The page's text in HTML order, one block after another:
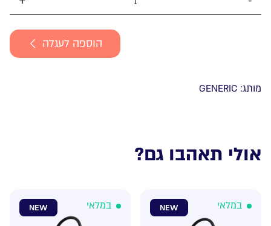
To
Cable
1.0m
הוספה לעגלה
מותג: GENERIC
אולי תאהבו גם?
NEW במלאי NEW במלאי